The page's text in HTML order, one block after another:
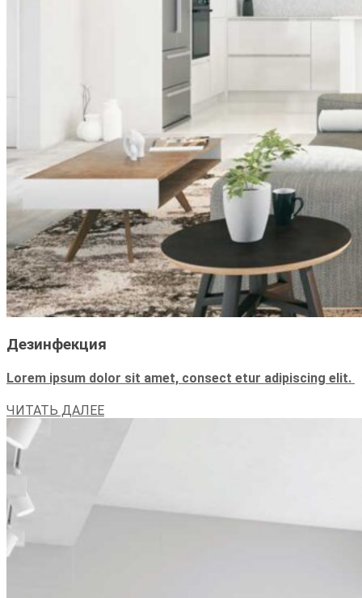
Дезинфекция
Lorem ipsum dolor sit amet, consect etur adipiscing elit.
ЧИТАТЬ ДАЛЕЕ